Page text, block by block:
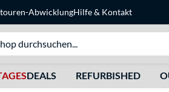
AbwicklungHilfe& Kontakt
DEALS REFURBISHED